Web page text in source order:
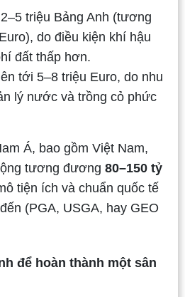
triệu Bảng Anh (tương
do điều kiện khí hậu
đất thấp hơn.
tới 5–8 triệu Euro, do nhu
lý nước và trồng cỏ phức
Á, bao gồm Việt Nam,
tương đương 80–150 tỷ
tiện ích và chuẩn quốc tế
(PGA, USGA, hay GEO
để hoàn thành một sân